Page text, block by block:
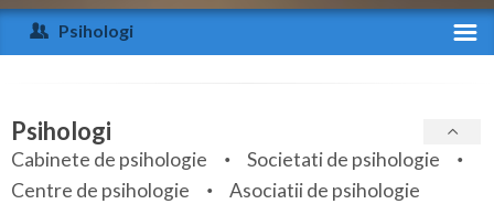
Arad
Arges
Bihor
Bistrita-Nasaud
Psihologi
Specialitati
Servicii
Psihologi
Cabinete de psihologie
Societati de psihologie
Centre de psihologie
Asociatii de psihologie